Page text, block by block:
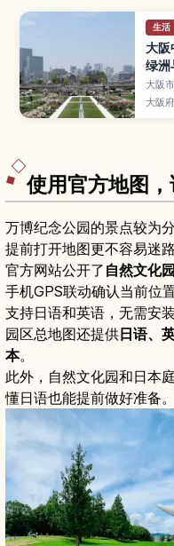
生活
大阪
绿洲
大阪
间，
瑰园
大阪府
使用官方地图
万博纪念公园的景点较为
提前打开地图更不容易迷路
官方网站公开了 自然文化
手机GPS联动确认当前位置
支持日语和英语，无需安
园区总地图还提供日语、
本。
此外，自然文化园和日本
懂日语也能提前做好准备。